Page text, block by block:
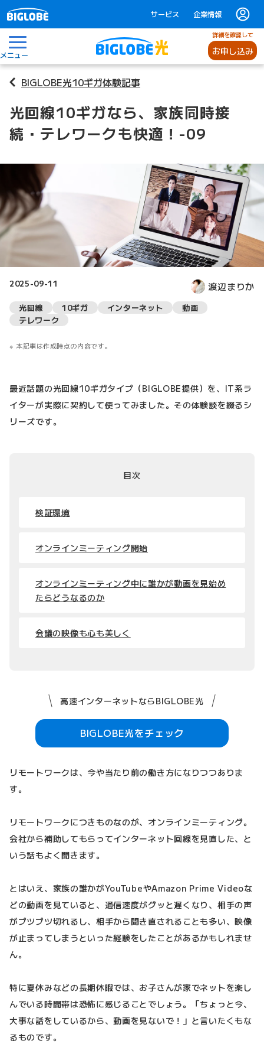
サービス 企業情報
メニュー
詳細を確認して
お申し込み
BIGLOBE光10ギガ体験記事
光回線10ギガなら、家族同時接
続・テレワークも快適！-09
2025-09-11 渡辺まりか
光回線 10ギガ インターネット
動画
テレワーク
本記事は作成時点の内容です。
最近話題の光回線10ギガタイプ（BIGLOBE提供）を、IT系ラ
イターが実際に契約して使ってみました。その体験談を綴るシ
リーズです。
目次
検証環境
オンラインミーティング開始
オンラインミーティング中に誰かが動画を見始め
たらどうなるのか
会議の映像も心も美しく
高速インターネットならBIGLOBE光
BIGLOBE光をチェック
リモートワークは、今や当たり前の働き方になりつつありま
す。
リモートワークにつきものなのが、オンラインミーティング。
会社から補助してもらってインターネット回線を見直した、と
いう話もよく聞きます。
とはいえ、家族の誰かがYouTubeやAmazon Prime Videoな
どの動画を見ていると、通信速度がグッと遅くなり、相手の声
がプツプツ切れるし、相手から聞き直されることも多い、映像
が止まってしまうといった経験をしたことがあるかもしれませ
ん。
特に夏休みなどの長期休暇では、お子さんが家でネットを楽し
んでいる時間帯は恐怖に感じることでしょう。「ちょっと今、
大事な話をしているから、動画を見ないで！」と言いたくもな
るものです。